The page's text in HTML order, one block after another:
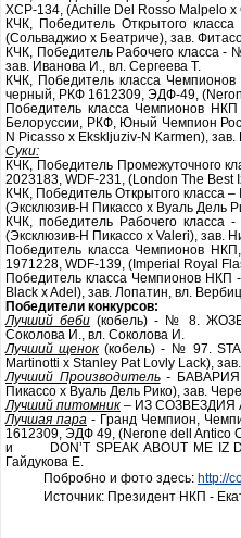
ХСР-134, (Achille Del Rosso Malpelo
КЧК, Победитель Открытого
(Сольваджио х Беатриче), зав.
КЧК, Победитель Рабочего класса -
зав. Иванова И., вл. Сергеева Т.
КЧК, Победитель класса
черный, РКФ 1612309, ЭДФ-49,
Победитель класса Чемпионов
Белоруссии, РКФ, Юный Чемпион
N Picasso x Ekskljuziv-N Karmen),
Суки:
КЧК, Победитель Промежуточного
2023183, WDF-231, (London The
КЧК, Победитель Открытого класса
(Эксклюзив-Н Пикассо х Вуаль Дель
КЧК, победитель Рабочего
(Эксклюзив-Н Пикассо х Valeri), зав.
Победитель класса Чемпионов
1971228, WDF-139, (Imperial Royal
Победитель класса Чемпионов
Black x Adel), зав. Лопатин, вл.
Победители конкурсов:
Лучший беби (кобель) - №
8.
Соколова И., вл. Соколова И.
Лучший щенок (кобель) - № 97.
Martinotti x Stanley Pat Lovly Lack), зав.
Лучший Производитель - БАВАРИЯ
Пикассо х Вуаль Дель Рико), зав.
Лучший питомник – ИЗ СОЗВЕЗДИЯ
Лучшая пара- Гранд Чемпион,
1612309, ЭДФ 49, (Nerone dell Antico
и
DON’T SPEAK ABOUT ME IZ
Гайдукова Е.
Побробно и фото здесь: http://
Источник: Президент НКП -